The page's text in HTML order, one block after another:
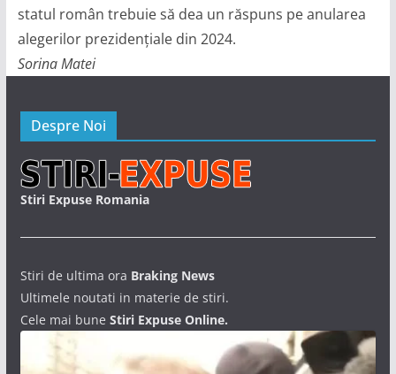
statul român trebuie să dea un răspuns pe anularea
alegerilor prezidențiale din 2024.
Sorina Matei
Despre Noi
Stiri Expuse Romania
Stiri de ultima ora Braking News
Ultimele noutati in materie de stiri.
Cele mai bune Stiri Expuse Online.